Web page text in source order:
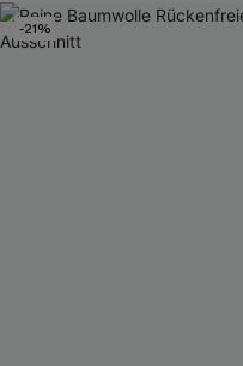
Mit Gratis-Maßband
-21%